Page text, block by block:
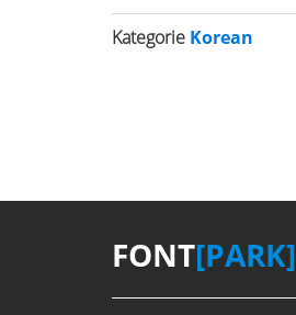
Kategorie Korean
FONT[PARK]